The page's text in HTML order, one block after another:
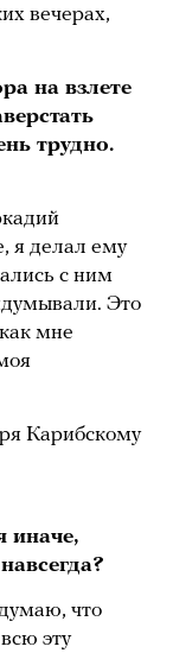
вечерах,
на взлете
трудно.
я делал ему
с ним
Это
мне
Карибскому
иначе,
что
эту